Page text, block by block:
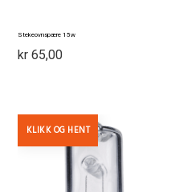
Stekeovnspære 15w
kr 65,00
KLIKK OG HENT